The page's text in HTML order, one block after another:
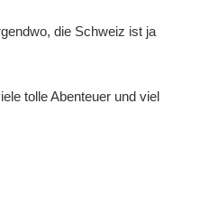
die Schweiz ist ja
tolle Abenteuer und viel